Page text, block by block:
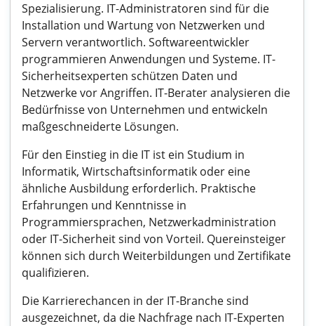
Spezialisierung. IT-Administratoren sind für die
Installation und Wartung von Netzwerken und
Servern verantwortlich. Softwareentwickler
programmieren Anwendungen und Systeme. IT-
Sicherheitsexperten schützen Daten und
Netzwerke vor Angriffen. IT-Berater analysieren die
Bedürfnisse von Unternehmen und entwickeln
maßgeschneiderte Lösungen.
Für den Einstieg in die IT ist ein Studium in
Informatik, Wirtschaftsinformatik oder eine
ähnliche Ausbildung erforderlich. Praktische
Erfahrungen und Kenntnisse in
Programmiersprachen, Netzwerkadministration
oder IT-Sicherheit sind von Vorteil. Quereinsteiger
können sich durch Weiterbildungen und Zertifikate
qualifizieren.
Die Karrierechancen in der IT-Branche sind
ausgezeichnet, da die Nachfrage nach IT-Experten